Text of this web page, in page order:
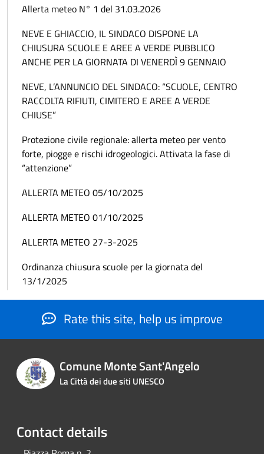
Allerta meteo N° 1 del 31.03.2026
NEVE E GHIACCIO, IL SINDACO DISPONE LA
CHIUSURA SCUOLE E AREE A VERDE PUBBLICO
ANCHE PER LA GIORNATA DI VENERDÌ 9 GENNAIO
NEVE, L’ANNUNCIO DEL SINDACO: “SCUOLE, CENTRO
RACCOLTA RIFIUTI, CIMITERO E AREE A VERDE
CHIUSE”
Protezione civile regionale: allerta meteo per vento
forte, piogge e rischi idrogeologici. Attivata la fase di
“attenzione”
ALLERTA METEO 05/10/2025
ALLERTA METEO 01/10/2025
ALLERTA METEO 27-3-2025
Ordinanza chiusura scuole per la giornata del
13/1/2025
Rate this site, help us improve
Comune Monte Sant'Angelo
La Città dei due siti UNESCO
Contact details